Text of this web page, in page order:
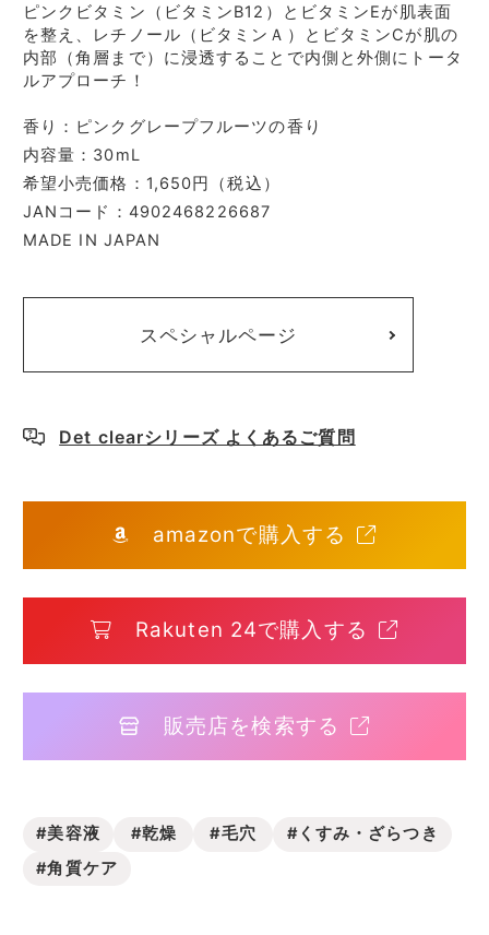
ピンクビタミン（ビタミンB12）とビタミンEが肌表面
を整え、レチノール（ビタミンＡ）とビタミンCが肌の
内部（角層まで）に浸透することで内側と外側にトータ
ルアプローチ！
香り：ピンクグレープフルーツの香り
内容量：30mL
希望小売価格：1,650円（税込）
JANコード：4902468226687
MADE IN JAPAN
スペシャルページ
Det clearシリーズ よくあるご質問
amazonで購入する
Rakuten 24で購入する
販売店を検索する
#美容液 #乾燥 #毛穴
#くすみ・ざらつき
#角質ケア